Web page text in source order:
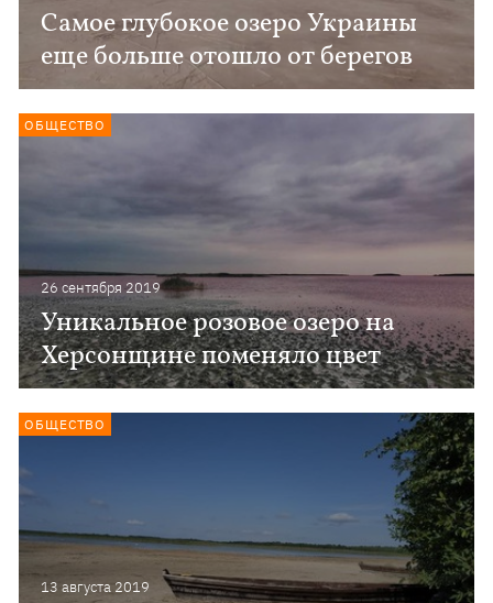
Самое глубокое озеро Украины
еще больше отошло от берегов
26 сентября 2019
Уникальное розовое озеро на
Херсонщине поменяло цвет
ОБЩЕСТВО
13 августа 2019
ОБЩЕСТВО